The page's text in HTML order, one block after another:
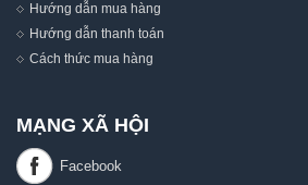
Hướng dẫn mua hàng
Hướng dẫn thanh toán
Cách thức mua hàng
MẠNG XÃ HỘI